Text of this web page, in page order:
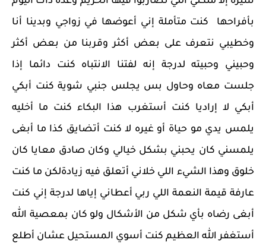
بأفراحها كنت متأملة إني أعوضها في زواجي وبدينا أنا
وخطيبي نتعرف على بعض أكثر وقربنا من بعض أكثر
وحبيني وحبيته لدرجة إنه لفتنا الانتباه كنت دائما إذا
جلست معاه وحاول بس يجلس جنبي شوية كنت أبكي
أبكي لا إراديا كنت أستغرب هذا البكاء كنت ما أخليه
يلمس يدي مو حياة أو غيره لا كنت أتضايق كذا ما أبغى
يلمسني كان يحبني بشكل خيالي وكان صادق معايا كان
خلوق وهذا الشيء اللي خلاني أتعلق فيه زيادةلكن ما كنت
عارفة قيمة النعمة اللي ربي أعطاني إياها لدرجة إني كنت
أبغى رضاه بأي شكل من الأشكال ولو كان بمعصية الله
أستغفر الله العظيم كنت أسوي المستحيل عشان أطلع